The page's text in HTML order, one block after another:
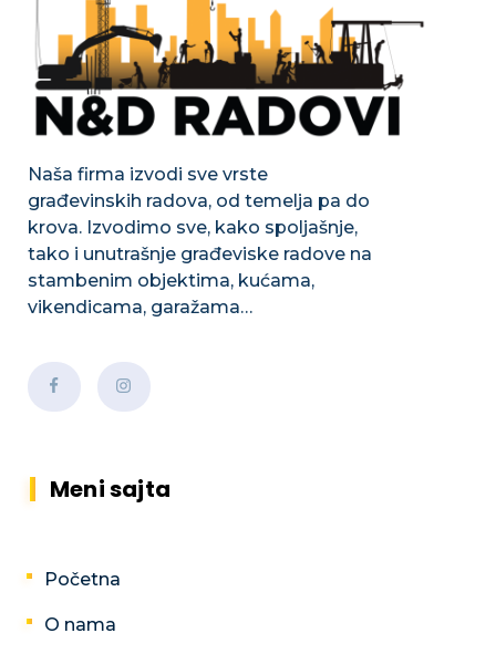
Naša firma izvodi sve vrste
građevinskih radova, od temelja pa do
krova. Izvodimo sve, kako spoljašnje,
tako i unutrašnje građeviske radove na
stambenim objektima, kućama,
vikendicama, garažama…
Meni sajta
Početna
O nama